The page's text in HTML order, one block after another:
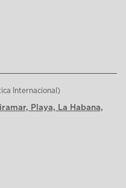
Internacional)
Playa, La Habana,